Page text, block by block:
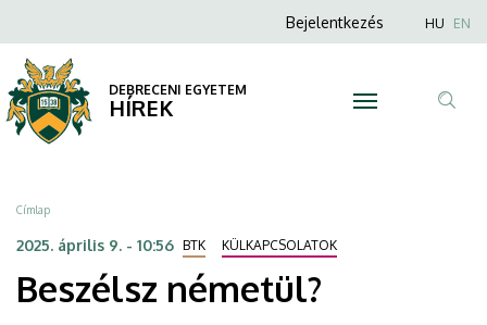
németül?
|
DEBRECENI
EGYETEM
a
tartalomra
Anonim
menüje
Bejelentkezés HU EN
DEBRECENI EGYETEM
HÍREK
Morzsa
Címlap
2025. április 9. - 10:56 BTK KÜLKAPCSOLATOK
Beszélsz németül?